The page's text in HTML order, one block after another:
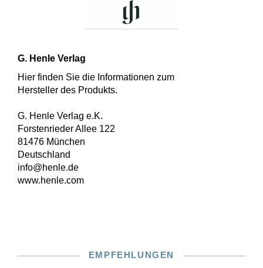
G. Henle Verlag
Hier finden Sie die Informationen zum
Hersteller des Produkts.
G. Henle Verlag e.K.
Forstenrieder Allee 122
81476 München
Deutschland
info@henle.de
www.henle.com
EMPFEHLUNGEN